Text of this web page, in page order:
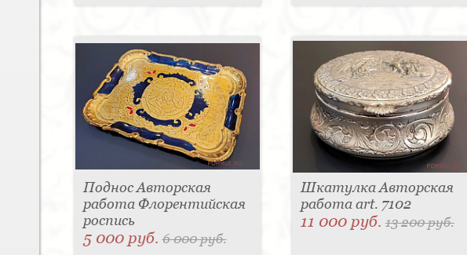
Поднос Авторская
работа Флорентийская
роспись
5 000 руб.6 000 руб.
Шкатулка Авторская
работа art. 7102
11 000 руб. 13 200 руб.